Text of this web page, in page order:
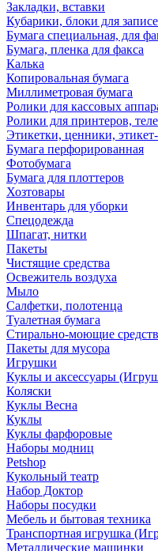
Закладки, вставки
Кубарики, блоки для
Бумага специальная, для
Бумага, пленка для факса
Калька
Копировальная бумага
Миллиметровая бумага
Ролики для кассовых
Ролики для принтеров,
Этикетки, ценники,
Бумага перфорированная
Фотобумага
Бумага для плоттеров
Хозтовары
Инвентарь для уборки
Спецодежда
Шпагат, нитки
Пакеты
Чистящие средства
Освежитель воздуха
Мыло
Салфетки, полотенца
Туалетная бумага
Стирально-моющие
Пакеты для мусора
Игрушки
Куклы и аксессуары
Коляски
Куклы Весна
Куклы
Куклы фарфоровые
Наборы модниц
Petshop
Кукольный театр
Набор Доктор
Наборы посудки
Мебель и бытовая техника
Транспортная игрушка
Металлические машинки